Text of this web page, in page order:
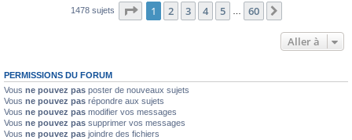
1478 sujets Page 1sur60
1 2 3 4 5 60
Aller à
PERMISSIONS DU FORUM
Vous ne pouvez pas poster de nouveaux sujets
Vous ne pouvez pas répondre aux sujets
Vous ne pouvez pas modifier vos messages
Vous ne pouvez pas supprimer vos messages
Vous ne pouvez pas joindre des fichiers